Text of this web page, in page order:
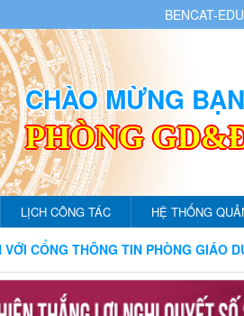
BENCAT-EDU
CHÀO MỪNG
PHÒNG
LỊCH CÔNG TÁC HỆ THỐNG
TIN PHÒNG GIÁO DỤC VÀ ĐÀO